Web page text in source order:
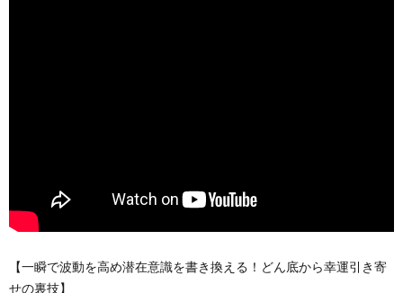
【一瞬で波動を高め潜在意識を書き換える！どん底から幸運引き寄
せの裏技】